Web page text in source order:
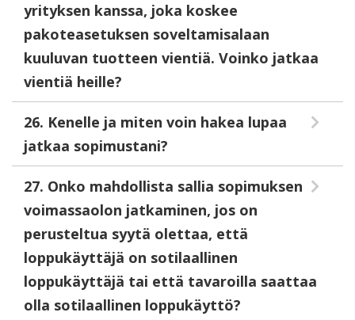
yrityksen kanssa, joka koskee
pakoteasetuksen soveltamisalaan
kuuluvan tuotteen vientiä. Voinko jatkaa
vientiä heille?
26. Kenelle ja miten voin hakea lupaa
jatkaa sopimustani?
27. Onko mahdollista sallia sopimuksen
voimassaolon jatkaminen, jos on
perusteltua syytä olettaa, että
loppukäyttäjä on sotilaallinen
loppukäyttäjä tai että tavaroilla saattaa
olla sotilaallinen loppukäyttö?